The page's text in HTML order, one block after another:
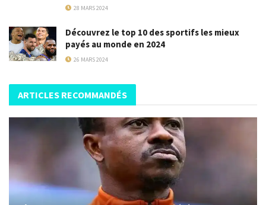
28 MARS 2024
Découvrez le top 10 des sportifs les mieux
payés au monde en 2024
26 MARS 2024
ARTICLES RECOMMANDÉS